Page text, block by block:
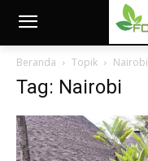
Beranda Topik Nairobi
Tag: Nairobi